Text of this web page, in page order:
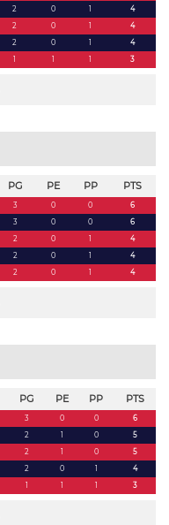
2 0 1
4
2 0 1
4
2 0 1
4
1 1 1 3
PG PE PP PTS
3 0 0
6
3 0 0
6
2 0 1
4
2 0 1
4
2 0 1 4
PG PE PP PTS
3 0 0
6
2 1 0
5
2 1 0
5
2 0 1
4
1 1 1 3